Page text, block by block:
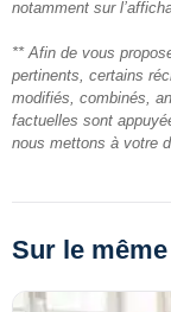
notamment sur
** Afin de vous
pertinents, certains
modifiés, combinés,
factuelles sont
nous mettons à votre
Sur le